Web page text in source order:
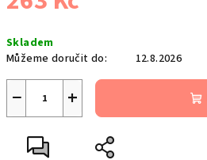
cena:
Skladem
Můžeme doručit do:
12.8.2026
+
−